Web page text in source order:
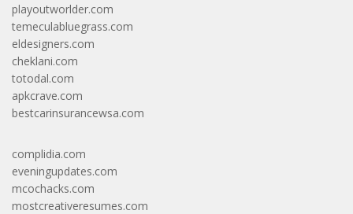
playoutworlder.com
temeculabluegrass.com
eldesigners.com
cheklani.com
totodal.com
apkcrave.com
bestcarinsurancewsa.com
complidia.com
eveningupdates.com
mcochacks.com
mostcreativeresumes.com